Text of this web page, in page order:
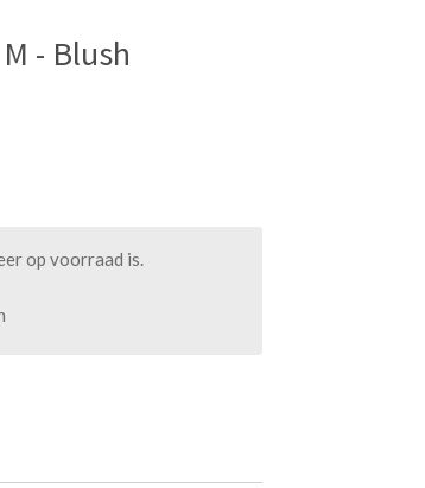
- Blush
op voorraad is.